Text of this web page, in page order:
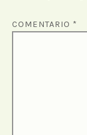
COMENTARIO *